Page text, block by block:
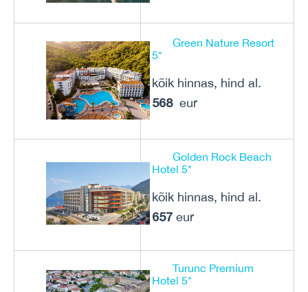
Green Nature Resort
5*
kõik hinnas, hind al.
568 eur
Golden Rock Beach
Hotel 5*
kõik hinnas, hind al.
657 eur
Turunc Premium
Hotel 5*